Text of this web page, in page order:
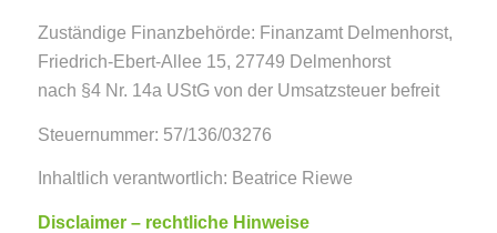
Zuständige Finanzbehörde: Finanzamt Delmenhorst,
Friedrich-Ebert-Allee 15, 27749 Delmenhorst
nach §4 Nr. 14a UStG von der Umsatzsteuer befreit
Steuernummer: 57/136/03276
Inhaltlich verantwortlich: Beatrice Riewe
Disclaimer – rechtliche Hinweise